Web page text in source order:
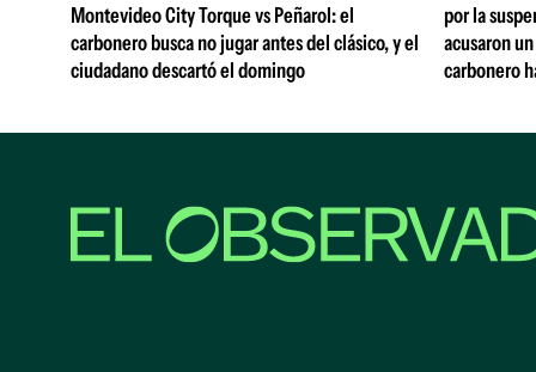
Montevideo City Torque vs Peñarol: el
carbonero busca no jugar antes del clásico, y el
ciudadano descartó el domingo
por la
acusaron
carbonero